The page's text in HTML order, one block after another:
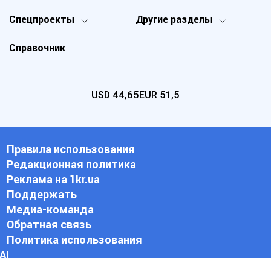
Спецпроекты Другие разделы
Справочник
USD 44,65EUR 51,5
Правила использования
Редакционная политика
Реклама на 1kr.ua
Поддержать
Медиа-команда
Обратная связь
Политика использования
АI